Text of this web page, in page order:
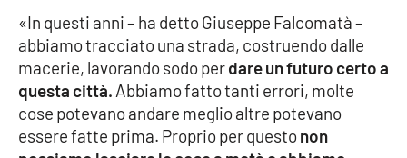
Buona Sanità Calabria
LA
CALABRIAVISIONE
«In questi anni – ha detto Giuseppe Falcomatà –
abbiamo tracciato una strada, costruendo dalle
macerie, lavorando sodo perdare un futuro certo a
questa città. Abbiamo fatto tanti errori, molte
cose potevano andare meglio altre potevano
essere fatte prima. Proprio per questonon